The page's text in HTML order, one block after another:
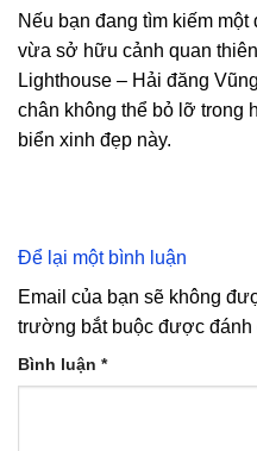
Nếu bạn đang tìm kiếm
vừa sở hữu cảnh quan
Lighthouse – Hải đăng
chân không thể bỏ lỡ trong
biển xinh đẹp này.
Để lại một bình luận
Email của bạn sẽ không
trường bắt buộc được đánh
Bình luận *